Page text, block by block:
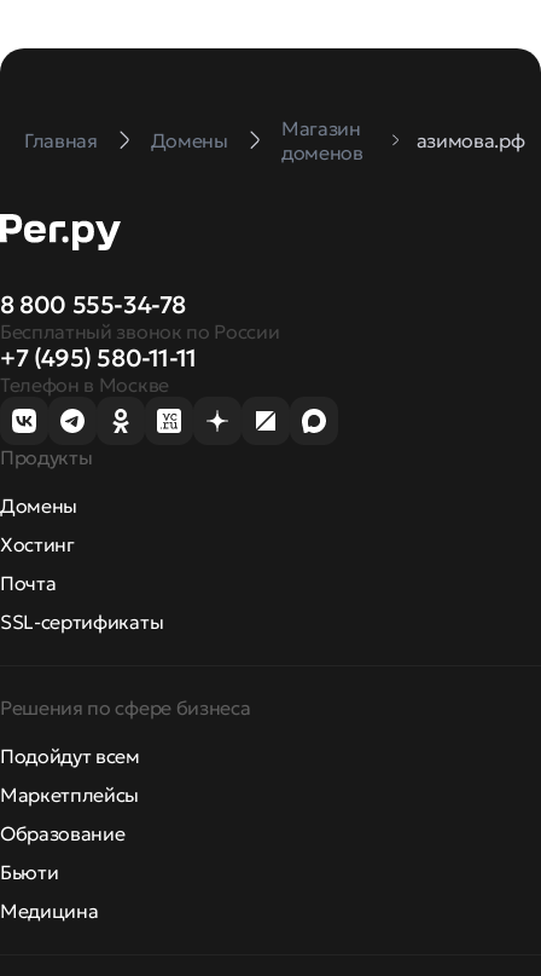
Главная Домены
Магазин
доменов
азимова.рф
8 800 555-34-78
Бесплатный звонок по России
+7 (495) 580-11-11
Телефон в Москве
Продукты
Домены
Хостинг
Почта
SSL-сертификаты
Решения по сфере бизнеса
Подойдут всем
Маркетплейсы
Образование
Бьюти
Медицина